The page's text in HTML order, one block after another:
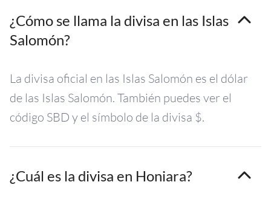
¿Cómo se llama la divisa en las Islas
Salomón?
La divisa oficial en las Islas Salomón es el dólar
de las Islas Salomón. También puedes ver el
código SBD y el símbolo de la divisa $.
¿Cuál es la divisa en Honiara?